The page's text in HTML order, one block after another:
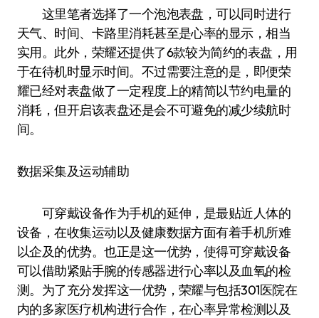
这里笔者选择了一个泡泡表盘，可以同时进行
天气、时间、卡路里消耗甚至是心率的显示，相当
实用。此外，荣耀还提供了6款较为简约的表盘，用
于在待机时显示时间。不过需要注意的是，即便荣
耀已经对表盘做了一定程度上的精简以节约电量的
消耗，但开启该表盘还是会不可避免的减少续航时
间。
数据采集及运动辅助
可穿戴设备作为手机的延伸，是最贴近人体的
设备，在收集运动以及健康数据方面有着手机所难
以企及的优势。也正是这一优势，使得可穿戴设备
可以借助紧贴手腕的传感器进行心率以及血氧的检
测。为了充分发挥这一优势，荣耀与包括301医院在
内的多家医疗机构进行合作，在心率异常检测以及